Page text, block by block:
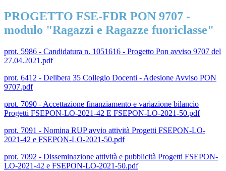
PROGETTO FSE-FDR PON 9707 -
modulo "Ragazzi e Ragazze fuoriclasse"
prot. 5986 - Candidatura n. 1051616 - Progetto Pon avviso 9707 del
27.04.2021.pdf
prot. 6412 - Delibera 35 Collegio Docenti - Adesione Avviso PON
9707.pdf
prot. 7090 - Accettazione finanziamento e variazione bilancio
Progetti FSEPON-LO-2021-42 E FSEPON-LO-2021-50.pdf
prot. 7091 - Nomina RUP avvio attività Progetti FSEPON-LO-
2021-42 e FSEPON-LO-2021-50.pdf
prot. 7092 - Disseminazione attività e pubblicità Progetti FSEPON-
LO-2021-42 e FSEPON-LO-2021-50.pdf